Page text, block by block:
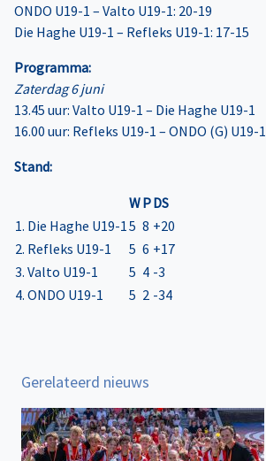
ONDO U19-1 – Valto U19-1: 20-19
Die Haghe U19-1 – Refleks U19-1: 17-15
Programma:
Zaterdag 6 juni
13.45 uur: Valto U19-1 – Die Haghe U19-1
16.00 uur: Refleks U19-1 – ONDO (G) U19-1
Stand:
WPDS
1. Die Haghe U19-15 8 +20
2. Refleks U19-1
5 6 +17
3. Valto U19-1
5 4 -3
4. ONDO U19-1
5 2 -34
Gerelateerd nieuws